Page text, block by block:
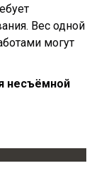
Вес одной
могут
несъёмной